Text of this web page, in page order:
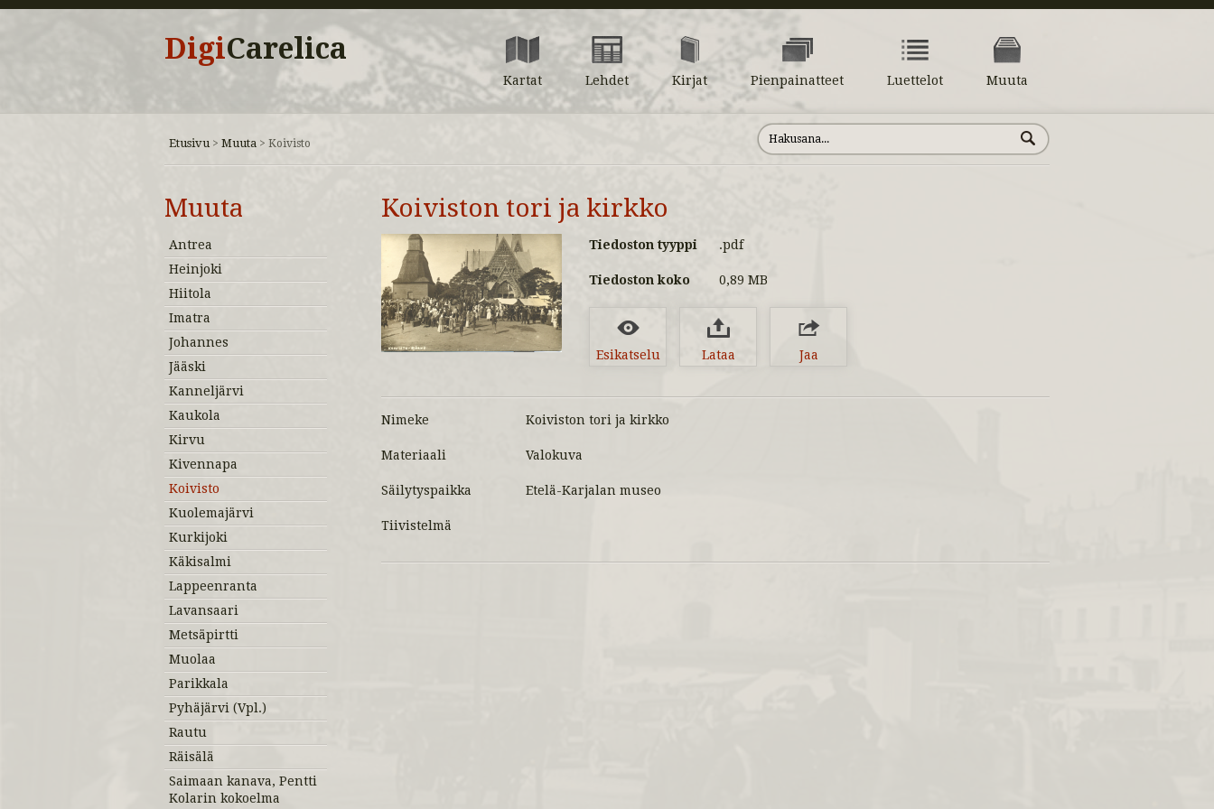
DigiCarelica
Kartat Lehdet Kirjat Pienpainatteet Luettelot Muuta
Etusivu > Muuta > Koivisto
Muuta
Antrea
Heinjoki
Hiitola
Imatra
Johannes
Jääski
Kanneljärvi
Kaukola
Kirvu
Kivennapa
Koivisto
Kuolemajärvi
Kurkijoki
Käkisalmi
Lappeenranta
Lavansaari
Metsäpirtti
Muolaa
Parikkala
Pyhäjärvi (Vpl.)
Rautu
Räisälä
Saimaan kanava, Pentti
Kolarin kokoelma
Koiviston tori ja kirkko
Tiedoston tyyppi .pdf
Tiedoston koko 0,89 MB
Esikatselu Lataa Jaa
Nimeke Koiviston tori ja kirkko
Materiaali Valokuva
Säilytyspaikka Etelä-Karjalan museo
Tiivistelmä